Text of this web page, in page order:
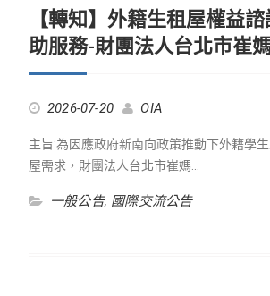
【轉知】外籍生租屋權益
助服務-財團法人台北市崔
2026-07-20 OIA
主旨:為因應政府新南向政策推動下外籍學
屋需求，財團法人台北市崔媽…
一般公告, 國際交流公告